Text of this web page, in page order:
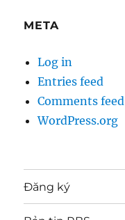
META
Log in
Entries feed
Comments feed
WordPress.org
Đăng ký